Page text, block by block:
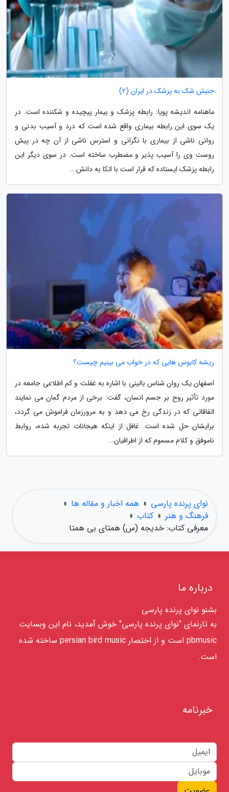
جنبش شک به پزشک در ایران (2)
ماهنامه اندیشه پویا: رابطه پزشک و بیمار پیچیده و شکننده است. در
یک سوی این رابطه بیماری واقع شده است که درد و آسیب بدنی و
روانی ناشی از بیماری با نگرانی و استرس ناشی از آن چه در پیش
روست وی را آسیب پذیر و مضطرب ساخته است. در سوی دیگر این
رابطه پزشک ایستاده که قرار است با اتکا به دانش...
ریشه کابوس هایی که در خواب می بینیم چیست؟
اصفهان یک روان شناس بالینی با اشاره به غفلت و کم اطلاعی جامعه در
مورد تأثیر روح بر جسم انسان، گفت: برخی از مردم گمان می نمایند
اتفاقاتی که در زندگی رخ می دهد و به مرورزمان فراموش می گردد،
برایشان حل شده است. غافل از اینکه هیجانات تجربه شده، روابط
ناموفق و کلام مسموم که از اطرافیان...
نوای پرنده پارسی » همه اخبار و مقاله ها »
فرهنگ و هنر » کتاب »
معرفی کتاب: خدیجه (س) همتای بی همتا
درباره ما
بشنو نوای پرنده پارسی
به تارنمای "نوای پرنده پارسی" خوش آمدید، نام این وبسایت
pbmusic است و از اختصار persian bird music ساخته شده
است.
خبرنامه